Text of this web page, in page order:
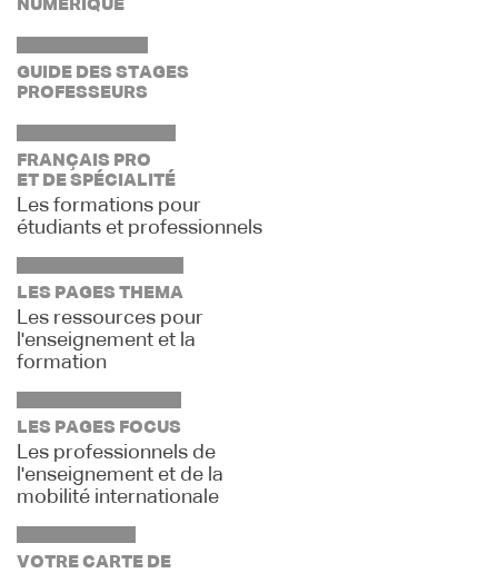
NUMÉRIQUE
GUIDE DES STAGES
PROFESSEURS
FRANÇAIS PRO
ET DE SPÉCIALITÉ
Les formations pour
étudiants et professionnels
LES PAGES THEMA
Les ressources pour
l'enseignement et la
formation
LES PAGES FOCUS
Les professionnels de
l'enseignement et de la
mobilité internationale
VOTRE CARTE DE